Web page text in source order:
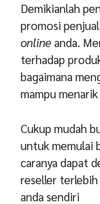
Demikianlah
promosi
onlineanda.
terhadap
bagaimana
mampu
Cukup mudah
untuk memulai
caranya dapat
reseller
anda sendiri